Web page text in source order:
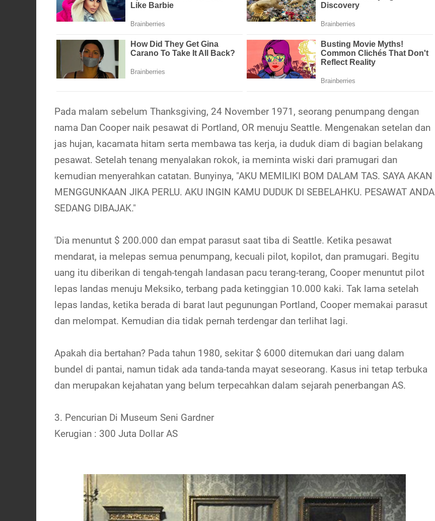
Pada malam sebelum Thanksgiving, 24 November 1971, seorang penumpang dengan
nama Dan Cooper naik pesawat di Portland, OR menuju Seattle. Mengenakan setelan dan
jas hujan, kacamata hitam serta membawa tas kerja, ia duduk diam di bagian belakang
pesawat. Setelah tenang menyalakan rokok, ia meminta wiski dari pramugari dan
kemudian menyerahkan catatan. Bunyinya, "AKU MEMILIKI BOM DALAM TAS. SAYA AKAN
MENGGUNKAAN JIKA PERLU. AKU INGIN KAMU DUDUK DI SEBELAHKU. PESAWAT ANDA
SEDANG DIBAJAK."
'Dia menuntut $ 200.000 dan empat parasut saat tiba di Seattle. Ketika pesawat
mendarat, ia melepas semua penumpang, kecuali pilot, kopilot, dan pramugari. Begitu
uang itu diberikan di tengah-tengah landasan pacu terang-terang, Cooper menuntut pilot
lepas landas menuju Meksiko, terbang pada ketinggian 10.000 kaki. Tak lama setelah
lepas landas, ketika berada di barat laut pegunungan Portland, Cooper memakai parasut
dan melompat. Kemudian dia tidak pernah terdengar dan terlihat lagi.
Apakah dia bertahan? Pada tahun 1980, sekitar $ 6000 ditemukan dari uang dalam
bundel di pantai, namun tidak ada tanda-tanda mayat seseorang. Kasus ini tetap terbuka
dan merupakan kejahatan yang belum terpecahkan dalam sejarah penerbangan AS.
3. Pencurian Di Museum Seni Gardner
Kerugian : 300 Juta Dollar AS